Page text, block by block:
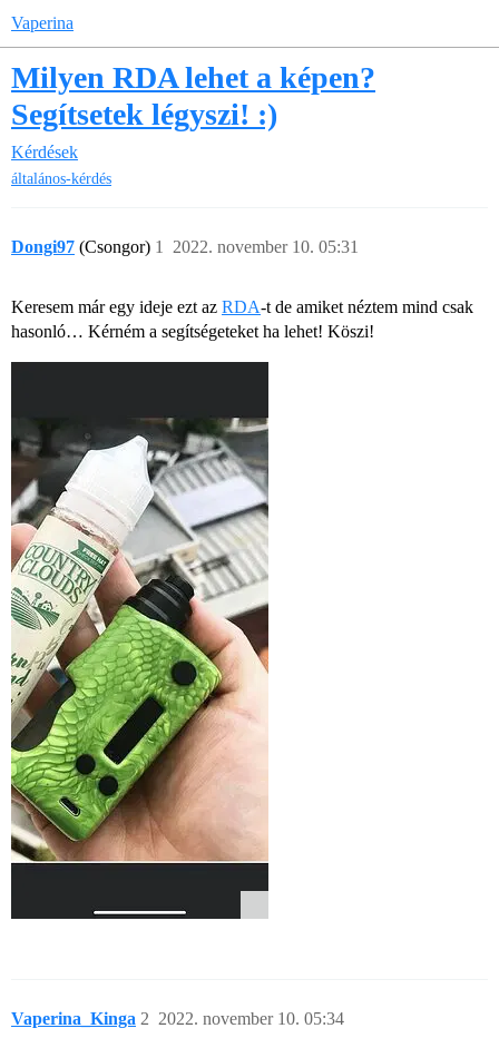
Vaperina
Milyen RDA lehet a képen?
Segítsetek légyszi! :)
Kérdések
általános-kérdés
Dongi97 (Csongor) 2022. november 10. 05:31
1
Keresem már egy ideje ezt az RDA-t de amiket néztem mind csak
hasonló… Kérném a segítségeteket ha lehet! Köszi!
Vaperina_Kinga 2022. november 10. 05:34
2